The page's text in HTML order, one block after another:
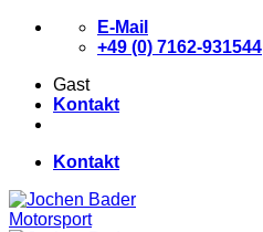
Zum
E-Mail
+49 (0) 7162-931544
Gast
Kontakt
Kontakt